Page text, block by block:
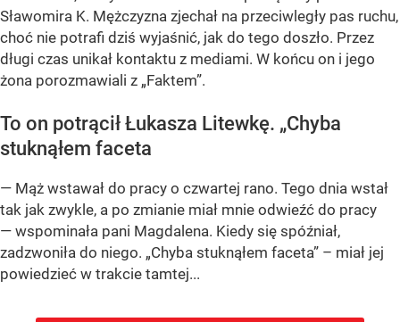
Sławomira K. Mężczyzna zjechał na przeciwległy pas ruchu,
choć nie potrafi dziś wyjaśnić, jak do tego doszło. Przez
długi czas unikał kontaktu z mediami. W końcu on i jego
żona porozmawiali z „Faktem”.
To on potrącił Łukasza Litewkę. „Chyba
stuknąłem faceta
— Mąż wstawał do pracy o czwartej rano. Tego dnia wstał
tak jak zwykle, a po zmianie miał mnie odwieźć do pracy
— wspominała pani Magdalena. Kiedy się spóźniał,
zadzwoniła do niego. „Chyba stuknąłem faceta” – miał jej
powiedzieć w trakcie tamtej...